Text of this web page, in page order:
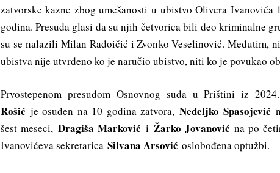
zatvorske kazne zbog umešanosti u ubistvo Olivera Ivanovića
godina. Presuda glasi da su njih četvorica bili deo kriminalne
su se nalazili Milan Radoičić i Zvonko Veselinović. Međutim,
ubistva nije utvrđeno ko je naručio ubistvo, niti ko je povukao
Prvostepenom presudom Osnovnog suda u Prištini iz
Rošić je osuđen na 10 godina zatvora,Nedeljko Spasojević
šest meseci, Dragiša Marković i Žarko Jovanović na po
Ivanovićeva sekretarica Silvana Arsović oslobođena optužbi.